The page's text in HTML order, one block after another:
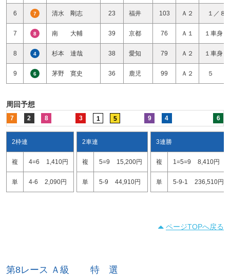
6 7 清水 剛志 23 福井 103 Ａ２ １／８
7 8 南 大輔 39 京都 76 Ａ１ １車身
8 4 杉本 達哉 38 愛知 79 Ａ２ １車身
9 6 茅野 寛史 36 鹿児 99 Ａ２ ５
周回予想
7 2 8 3 1 5 9 4 6
2枠連
複 4=6 1,410円
単 4-6 2,090円
2車連
複 5=9 15,200円
単 5-9 44,910円
3連勝
複 1=5=9 8,410円
単 5-9-1 236,510円
ページTOPへ戻る
第8レース Ａ級 特 選